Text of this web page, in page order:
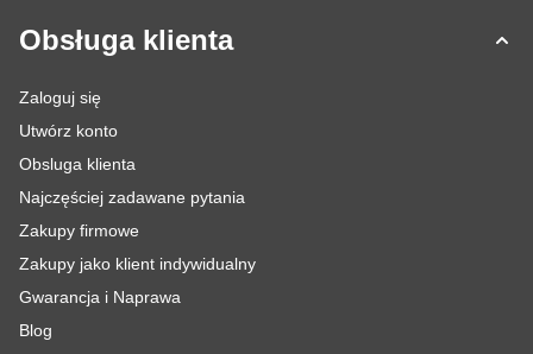
Obsługa klienta
Zaloguj się
Utwórz konto
Obsluga klienta
Najczęściej zadawane pytania
Zakupy firmowe
Zakupy jako klient indywidualny
Gwarancja i Naprawa
Blog